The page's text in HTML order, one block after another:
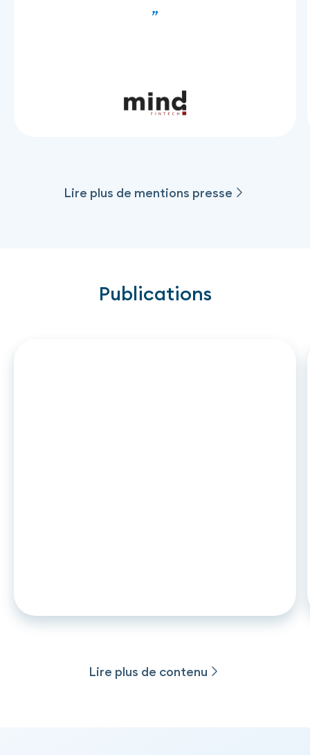
Lire plus de mentions presse
Publications
Lire plus de contenu